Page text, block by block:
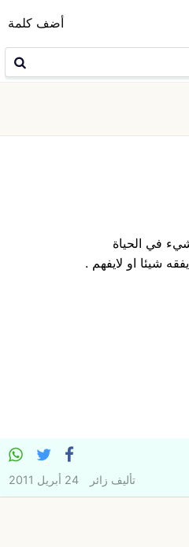
أضف كلمة
في الحياة
شيئا او لايفهم .
تأليف زائر 24 أبريل 2011